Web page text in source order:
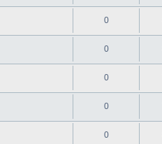
0
0
0
0
0